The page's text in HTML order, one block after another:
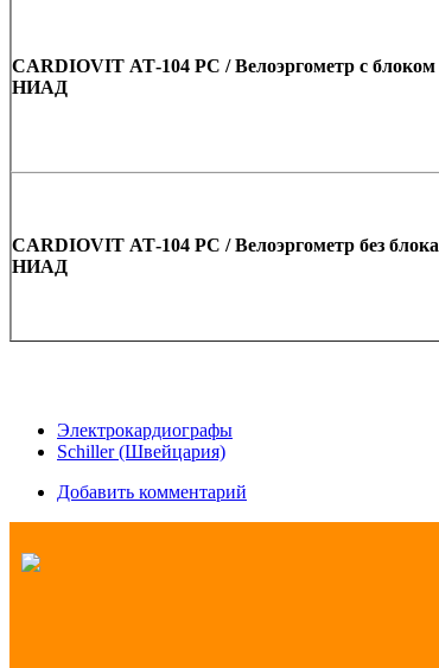
CARDIOVIT АТ-104 PC / Велоэргометр с блоком
НИАД
CARDIOVIT АТ-104 PC / Велоэргометр без блока
НИАД
Электрокардиографы
Schiller (Швейцария)
Добавить комментарий